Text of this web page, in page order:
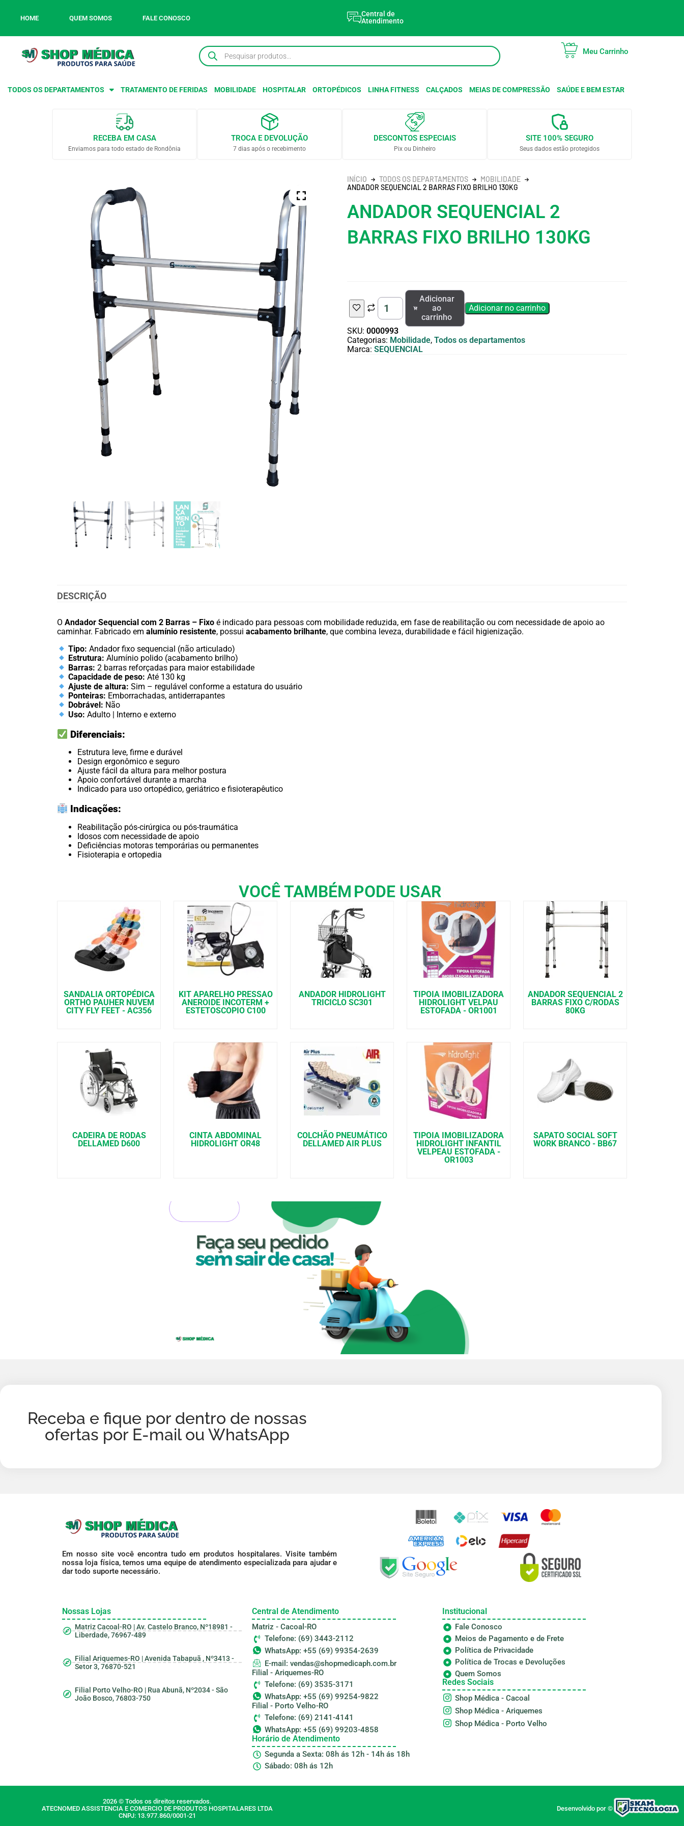
HOME QUEM SOMOS FALE CONOSCO
Central de
Atendimento
Meu Carrinho
TODOS OS DEPARTAMENTOS TRATAMENTO DE FERIDAS MOBILIDADE HOSPITALAR ORTOPÉDICOS LINHA FITNESS CALÇADOS MEIAS DE COMPRESSÃO SAÚDE E BEM ESTAR
RECEBA EM CASA
Enviamos para todo estado de Rondônia
TROCA E DEVOLUÇÃO
7 dias após o recebimento
DESCONTOS ESPECIAIS
Pix ou Dinheiro
SITE 100% SEGURO
Seus dados estão protegidos
INÍCIO TODOS OS DEPARTAMENTOS
MOBILIDADE
ANDADOR SEQUENCIAL 2 BARRAS FIXO BRILHO 130KG
ANDADOR SEQUENCIAL 2
BARRAS FIXO BRILHO 130KG
Adicionar
ao
carrinho
Adicionar no carrinho
SKU: 0000993
Categorias: Mobilidade, Todos os departamentos
Marca: SEQUENCIAL
DESCRIÇÃO
O Andador Sequencial com 2 Barras – Fixo é indicado para pessoas com mobilidade reduzida, em fase de reabilitação ou com necessidade de apoio ao
caminhar. Fabricado em alumínio resistente, possui acabamento brilhante, que combina leveza, durabilidade e fácil higienização.
Tipo: Andador fixo sequencial (não articulado)
Estrutura: Alumínio polido (acabamento brilho)
Barras: 2 barras reforçadas para maior estabilidade
Capacidade de peso: Até 130 kg
Ajuste de altura: Sim – regulável conforme a estatura do usuário
Ponteiras: Emborrachadas, antiderrapantes
Dobrável: Não
Uso: Adulto | Interno e externo
Diferenciais:
Estrutura leve, firme e durável
Design ergonômico e seguro
Ajuste fácil da altura para melhor postura
Apoio confortável durante a marcha
Indicado para uso ortopédico, geriátrico e fisioterapêutico
Indicações:
Reabilitação pós-cirúrgica ou pós-traumática
Idosos com necessidade de apoio
Deficiências motoras temporárias ou permanentes
Fisioterapia e ortopedia
VOCÊ TAMBÉM PODE USAR
SANDALIA ORTOPÉDICA
ORTHO PAUHER NUVEM
CITY FLY FEET - AC356
KIT APARELHO PRESSAO
ANEROIDE INCOTERM +
ESTETOSCOPIO C100
ANDADOR HIDROLIGHT
TRICICLO SC301
TIPOIA IMOBILIZADORA
HIDROLIGHT VELPAU
ESTOFADA - OR1001
ANDADOR SEQUENCIAL 2
BARRAS FIXO C/RODAS
80KG
CADEIRA DE RODAS
DELLAMED D600
CINTA ABDOMINAL
HIDROLIGHT OR48
COLCHÃO PNEUMÁTICO
DELLAMED AIR PLUS
TIPOIA IMOBILIZADORA
HIDROLIGHT INFANTIL
VELPEAU ESTOFADA -
OR1003
SAPATO SOCIAL SOFT
WORK BRANCO - BB67
Receba e fique por dentro de nossas
ofertas por E-mail ou WhatsApp
Em nosso site você encontra tudo em produtos hospitalares. Visite também
nossa loja física, temos uma equipe de atendimento especializada para ajudar e
dar todo suporte necessário.
Nossas Lojas
Matriz Cacoal-RO | Av. Castelo Branco, Nº18981 -
Liberdade, 76967-489
Filial Ariquemes-RO | Avenida Tabapuã , Nº3413 -
Setor 3, 76870-521
Filial Porto Velho-RO | Rua Abunã, Nº2034 - São
João Bosco, 76803-750
Central de Atendimento
Matriz - Cacoal-RO
Telefone: (69) 3443-2112
WhatsApp: +55 (69) 99354-2639
E-mail: vendas@shopmedicaph.com.br
Filial - Ariquemes-RO
Telefone: (69) 3535-3171
WhatsApp: +55 (69) 99254-9822
Filial - Porto Velho-RO
Telefone: (69) 2141-4141
WhatsApp: +55 (69) 99203-4858
Horário de Atendimento
Segunda a Sexta: 08h ás 12h - 14h ás 18h
Sábado: 08h ás 12h
Institucional
Fale Conosco
Meios de Pagamento e de Frete
Política de Privacidade
Política de Trocas e Devoluções
Quem Somos
Redes Sociais
Shop Médica - Cacoal
Shop Médica - Ariquemes
Shop Médica - Porto Velho
2026 © Todos os direitos reservados.
ATECNOMED ASSISTENCIA E COMERCIO DE PRODUTOS HOSPITALARES LTDA
CNPJ: 13.977.860/0001-21
Desenvolvido por ©